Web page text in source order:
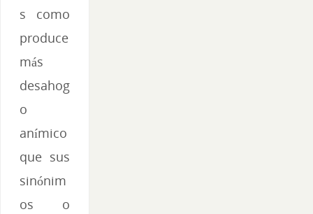
s como
produce
más
desahog
o
anímico
que sus
sinónim
os o